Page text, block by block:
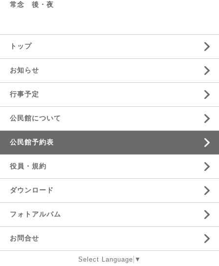
常念 後・夜
トップ
お知らせ
行事予定
公民館について
公民館予約表
役員・規約
ダウンロード
フォトアルバム
お問合せ
Select Language ▼